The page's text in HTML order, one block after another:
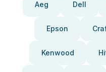
Aeg Dell
Epson
Kenwood